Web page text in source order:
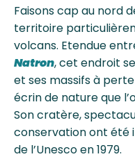
Faisons cap au nord
territoire
volcans. Etendue
Natron, cet endroit
et ses massifs à
écrin de nature que
Son cratère,
conservation ont été
de l’Unesco en 1979.